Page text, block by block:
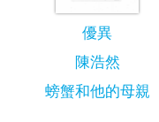
優異
陳浩然
螃蟹和他的母親